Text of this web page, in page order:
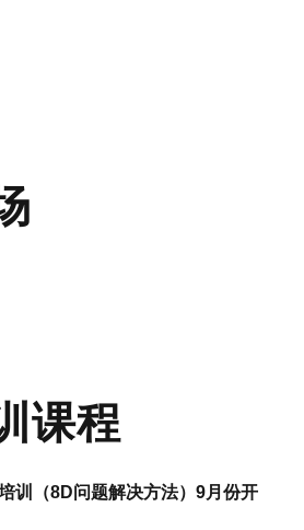
课程
训（8D问题解决方法）9月份开